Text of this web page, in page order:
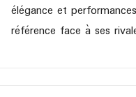
élégance et
référence face à ses